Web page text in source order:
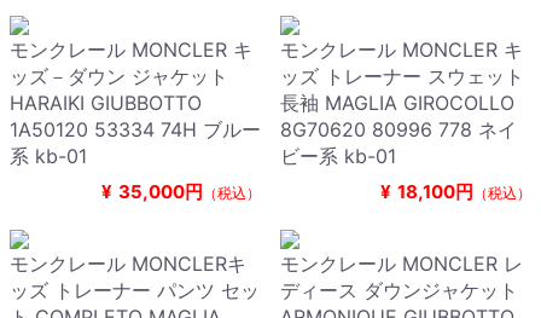
モンクレール MONCLER キ
ッズ－ダウン ジャケット
HARAIKI GIUBBOTTO
1A50120 53334 74H ブルー
系 kb-01
¥ 35,000円 （税込）
モンクレール MONCLER キ
ッズ トレーナー スウェット
長袖 MAGLIA GIROCOLLO
8G70620 80996 778 ネイ
ビー系 kb-01
¥ 18,100円 （税込）
モンクレール MONCLERキ
ッズ トレーナー パンツ セッ
モンクレール MONCLER レ
ディース ダウンジャケット